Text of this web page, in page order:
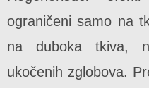
ograničeni samo na
na duboka tkiva,
ukočenih zglobova.